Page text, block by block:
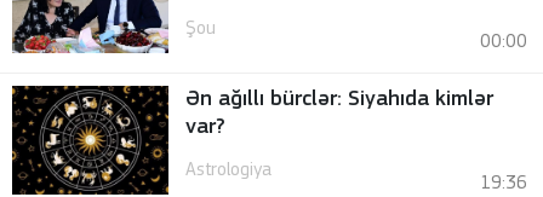
Şou
00:00
Ən ağıllı bürclər: Siyahıda kimlər
var?
Astrologiya
19:36